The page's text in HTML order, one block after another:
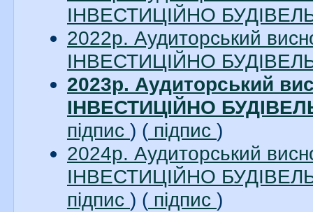
ІНВЕСТИЦІЙНО
2022р. Аудиторський
ІНВЕСТИЦІЙНО
2023р. Аудиторський
ІНВЕСТИЦІЙНО
підпис ) ( підпис )
2024р. Аудиторський
ІНВЕСТИЦІЙНО
підпис ) ( підпис )